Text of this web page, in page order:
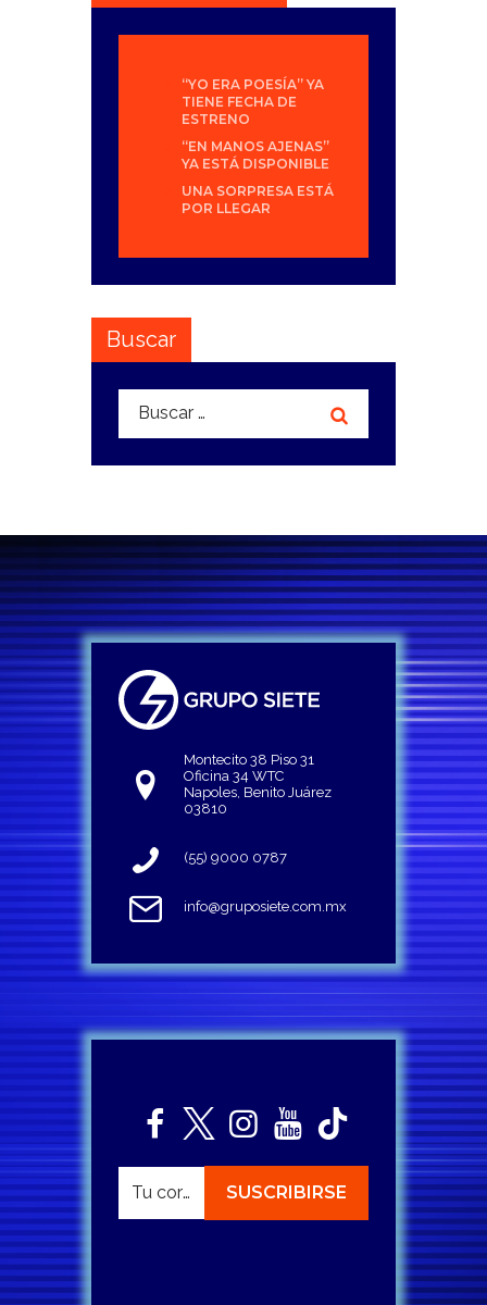
“YO ERA POESÍA” YA
TIENE FECHA DE
ESTRENO
“EN MANOS AJENAS”
YA ESTÁ DISPONIBLE
UNA SORPRESA ESTÁ
POR LLEGAR
Buscar
Buscar:
Montecito 38 Piso 31
Oficina 34 WTC
Napoles, Benito Juárez
03810
(55) 9000 0787
info@gruposiete.com.mx